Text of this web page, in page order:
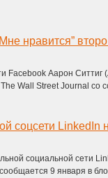
нравится”
Facebook Аарон Ситтиг
Wall Street Journal со
социальной сети
9 января в